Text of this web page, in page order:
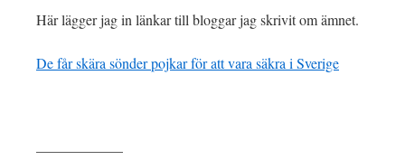
innehåll
Här lägger jag in länkar till bloggar jag skrivit om ämnet.
De får skära sönder pojkar för att vara säkra i Sverige
——————